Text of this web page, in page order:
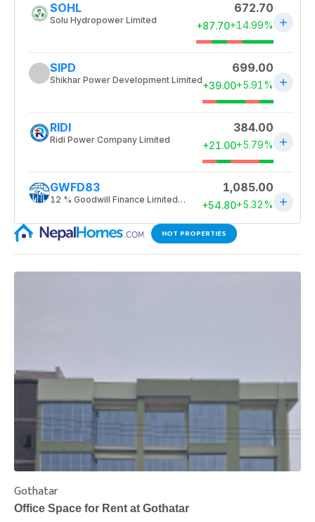
HOT PROPERTIES
Gothatar
Office Space for Rent at Gothatar